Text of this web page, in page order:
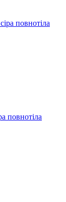
повнотіла